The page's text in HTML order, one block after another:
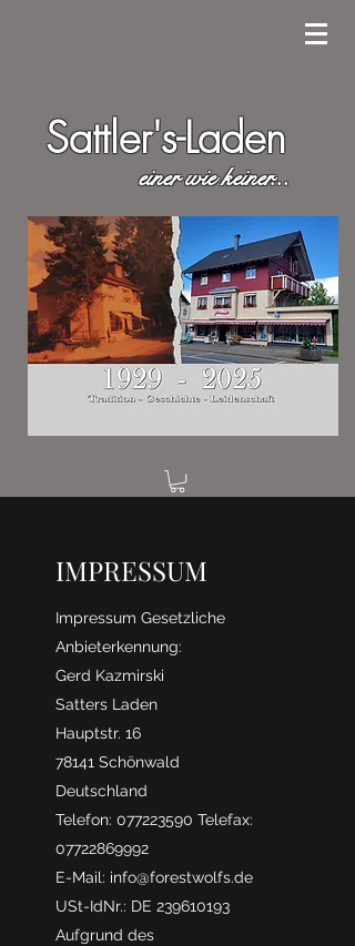
Sattler's-Laden
einer wie keiner...
IMPRESSUM
Impressum Gesetzliche
Anbieterkennung:
Gerd Kazmirski
Satters Laden
Hauptstr. 16
78141 Schönwald
Deutschland
Telefon: 077223590 Telefax:
07722869992
E-Mail: info@forestwolfs.de
USt-IdNr.: DE 239610193
Aufgrund des